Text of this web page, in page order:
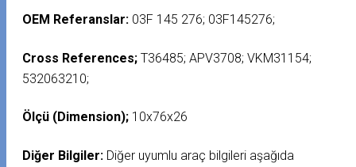
OEM Referanslar: 03F 145 276; 03F145276;
Cross References; T36485; APV3708; VKM31154;
532063210;
Ölçü (Dimension); 10x76x26
Diğer Bilgiler: Diğer uyumlu araç bilgileri aşağıda